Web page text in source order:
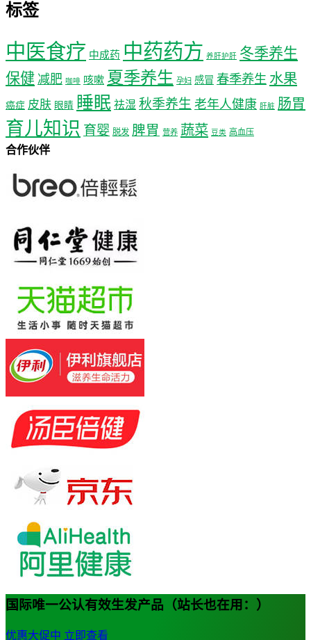
标签
中医食疗 中成药 中药药方 养肝护肝 冬季养生
保健 减肥 咖啡 咳嗽 夏季养生 孕妇 感冒 春季养生 水果
癌症 皮肤 眼睛 睡眠 祛湿 秋季养生 老年人健康 肝脏 肠胃
育儿知识 育婴 脱发 脾胃 营养 蔬菜 豆类 高血压
合作伙伴
国际唯一公认有效生发产品（站长也在用：）
优惠大促中 立即查看